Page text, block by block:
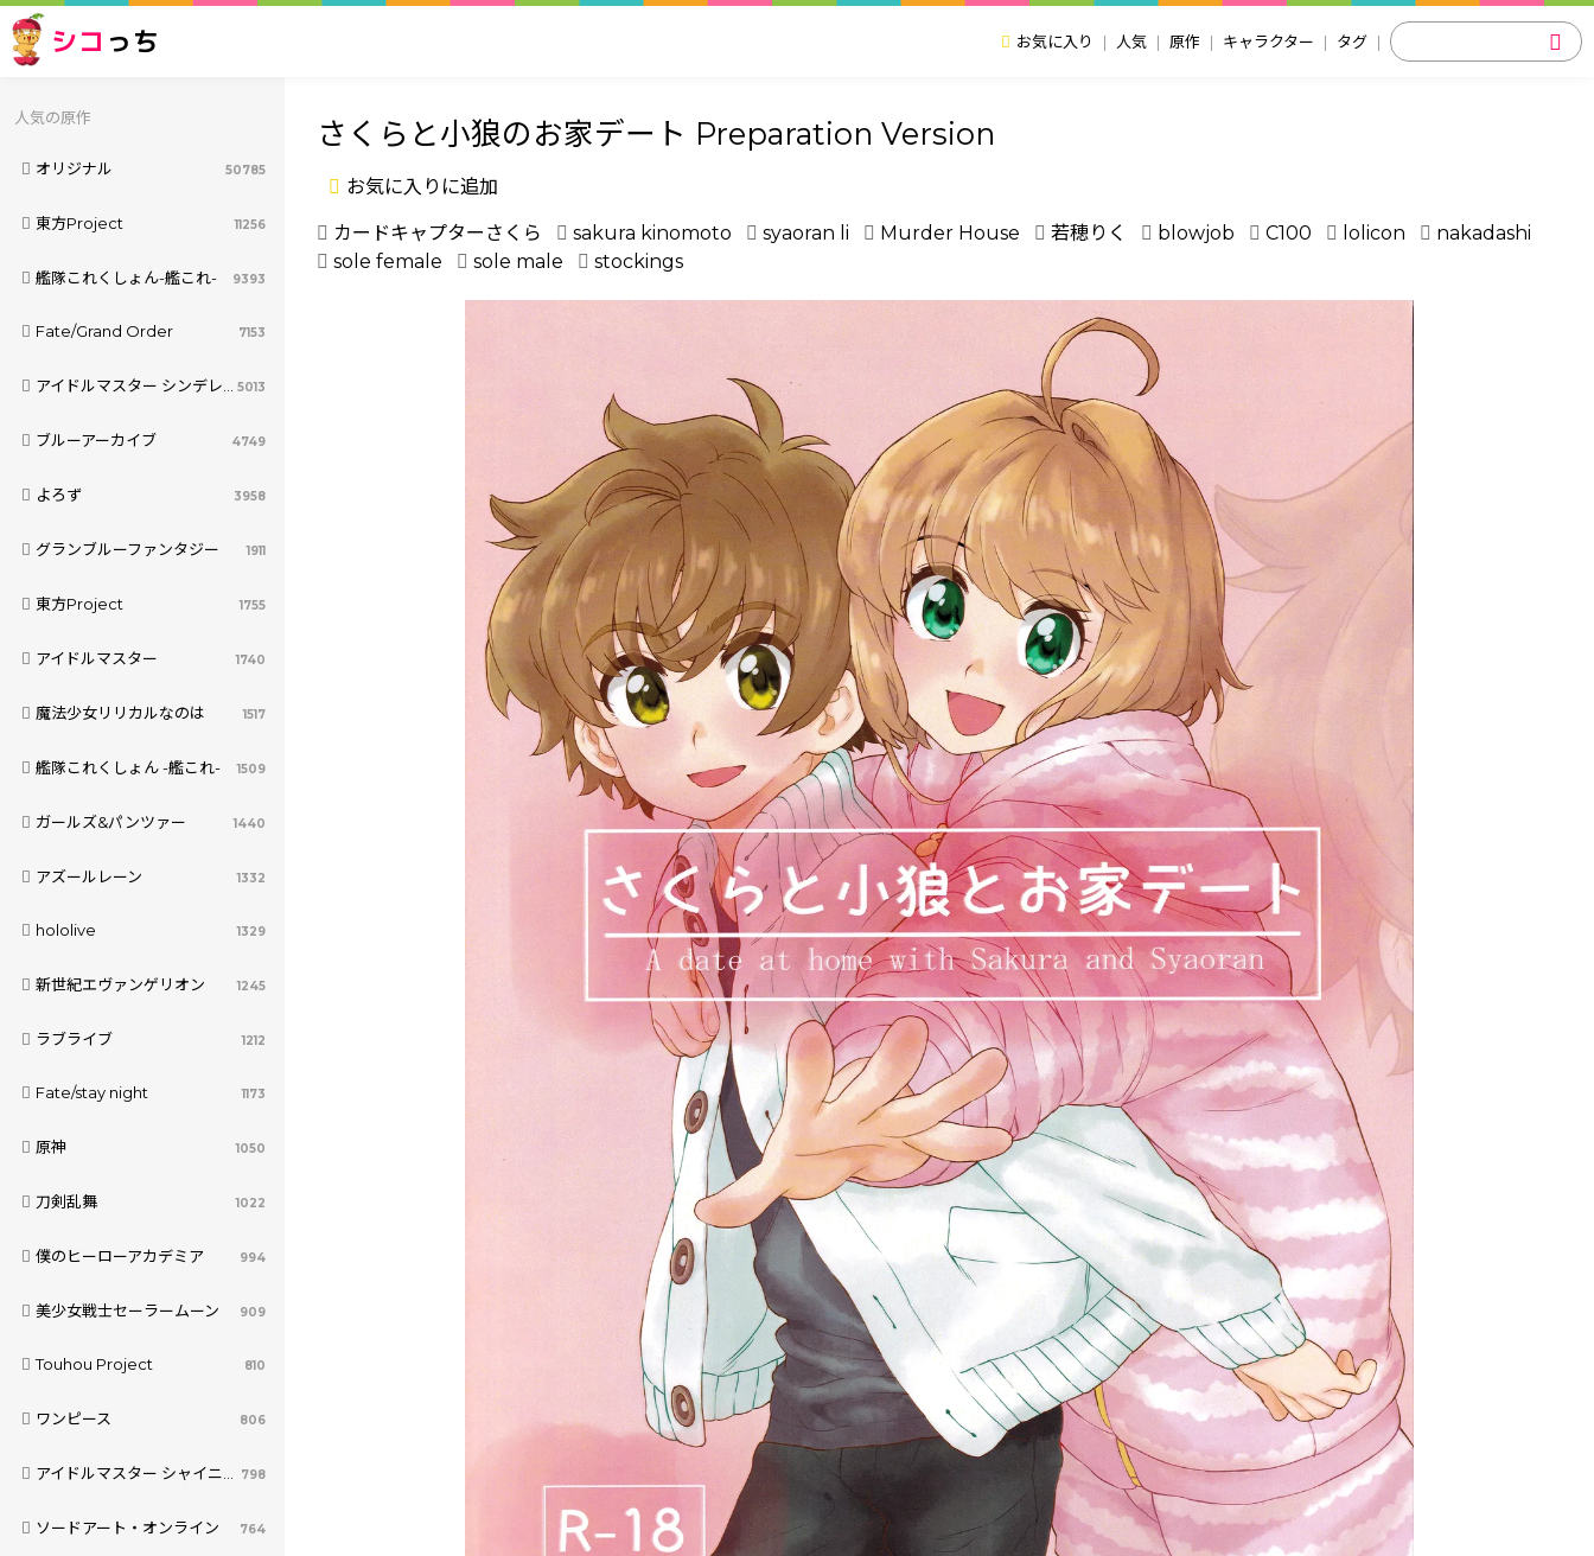
シコ っち お気に入り 人気 原作 キャラクター タグ
人気の原作
オリジナル 50785
東方Project 11256
艦隊これくしょん-艦これ- 9393
Fate/Grand Order 7153
アイドルマスター シンデレラガールズ 5013
ブルーアーカイブ 4749
よろず 3958
グランブルーファンタジー 1911
東方Project 1755
アイドルマスター 1740
魔法少女リリカルなのは 1517
艦隊これくしょん -艦これ- 1509
ガールズ&パンツァー 1440
アズールレーン 1332
hololive 1329
新世紀エヴァンゲリオン 1245
ラブライブ 1212
Fate/stay night 1173
原神 1050
刀剣乱舞 1022
僕のヒーローアカデミア 994
美少女戦士セーラームーン 909
Touhou Project 810
ワンピース 806
アイドルマスター シャイニーカラーズ 798
ソードアート・オンライン 764
さくらと小狼のお家デート Preparation Version
お気に入りに追加
カードキャプターさくら sakura kinomoto syaoran li Murder House 若穂りく blowjob C100 lolicon
nakadashi
sole female
sole male stockings